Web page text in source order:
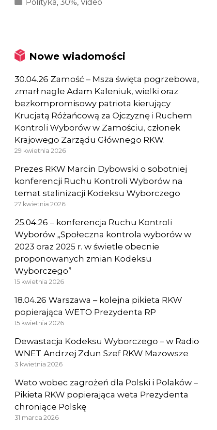
Polityka, 30%, Video
Nowe wiadomości
30.04.26 Zamość – Msza święta pogrzebowa,
zmarł nagle Adam Kaleniuk, wielki oraz
bezkompromisowy patriota kierujący
Krucjatą Różańcową za Ojczyznę i Ruchem
Kontroli Wyborów w Zamościu, członek
Krajowego Zarządu Głównego RKW.
29 kwietnia 2026
Prezes RKW Marcin Dybowski o sobotniej
konferencji Ruchu Kontroli Wyborów na
temat stalinizacji Kodeksu Wyborczego
27 kwietnia 2026
25.04.26 – konferencja Ruchu Kontroli
Wyborów „Społeczna kontrola wyborów w
2023 oraz 2025 r. w świetle obecnie
proponowanych zmian Kodeksu
Wyborczego”
15 kwietnia 2026
18.04.26 Warszawa – kolejna pikieta RKW
popierająca WETO Prezydenta RP
15 kwietnia 2026
Dewastacja Kodeksu Wyborczego – w Radio
WNET Andrzej Zdun Szef RKW Mazowsze
3 kwietnia 2026
Weto wobec zagrożeń dla Polski i Polaków –
Pikieta RKW popierająca weta Prezydenta
chroniące Polskę
31 marca 2026